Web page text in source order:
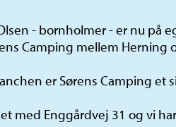
- bornholmer - er nu på
Camping mellem Herning
er Sørens Camping et
med Enggårdvej 31 og vi